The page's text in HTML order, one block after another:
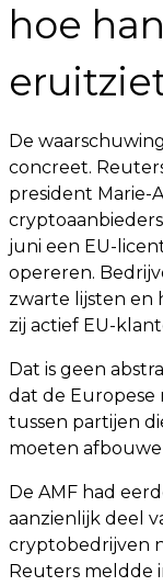
hoe
De
concreet.
president Marie-
juni een EU-
opereren.
zwarte lijsten en
zij actief EU-
Dat is geen
dat de
tussen partijen
moeten
De AMF had
aanzienlijk deel
cryptobedrijven
Reuters meldde